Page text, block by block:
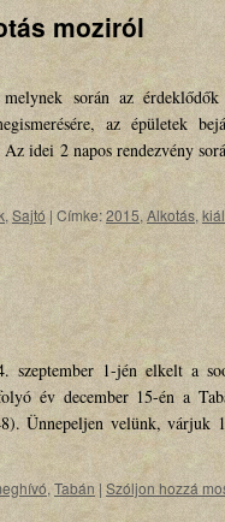
moziról
során az
az épületek
idei 2 napos rendezvény
, Sajtó | Címke:2015, Alkotás,
szeptember 1-jén elkelt a
év december 15-én a
Ünnepeljen velünk,
, Tabán | Szóljon hozzá